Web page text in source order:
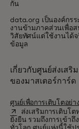
กัน
data.org เป็นองค์กร
งานข้ามภาคส่วนเพื่อ
วิสัยทัศน์แต่ใช้งานได้จ
ข้อมูล
เกี่ยวกับศูนย์ส่งเสริ
ของมาสเตอร์การ์ด
ศูนย์เพื่อการเติบโตอย่
ส่งเสริมการเติบโต
ยั่งยืน รวมถึงการเข้าถึ